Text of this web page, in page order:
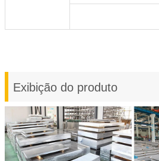
Exibição do produto